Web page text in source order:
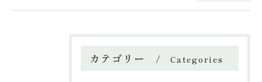
カテゴリー Categories